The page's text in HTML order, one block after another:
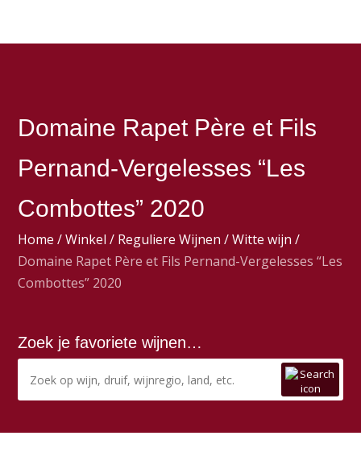
Domaine Rapet Père et Fils
Pernand-Vergelesses “Les
Combottes” 2020
Home /Winkel / Reguliere Wijnen /Witte wijn /
Domaine Rapet Père et Fils Pernand-Vergelesses “Les
Combottes” 2020
Zoek je favoriete wijnen…